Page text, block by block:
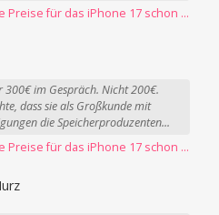
→ Apple soll die Preise für das iPhone 17 schon Montag erhöhen
300€ im Gespräch. Nicht 200€.
dass sie als Großkunde mit
die Speicherproduzenten...
→ Apple soll die Preise für das iPhone 17 schon Montag erhöhen